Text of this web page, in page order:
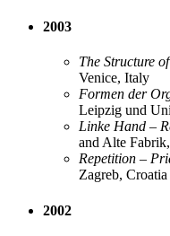
2003
The Structure
Venice, Italy
Formen der
Leipzig und
Linke Hand –
and Alte
Repetition –
Zagreb, Croatia
2002